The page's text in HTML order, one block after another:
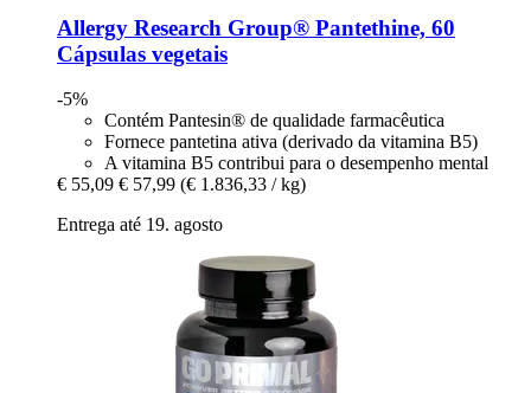
Allergy Research Group® Pantethine, 60
Cápsulas vegetais
-5%
Contém Pantesin® de qualidade farmacêutica
Fornece pantetina ativa (derivado da vitamina B5)
A vitamina B5 contribui para o desempenho mental
€ 55,09 € 57,99 (€ 1.836,33 / kg)
Entrega até 19. agosto